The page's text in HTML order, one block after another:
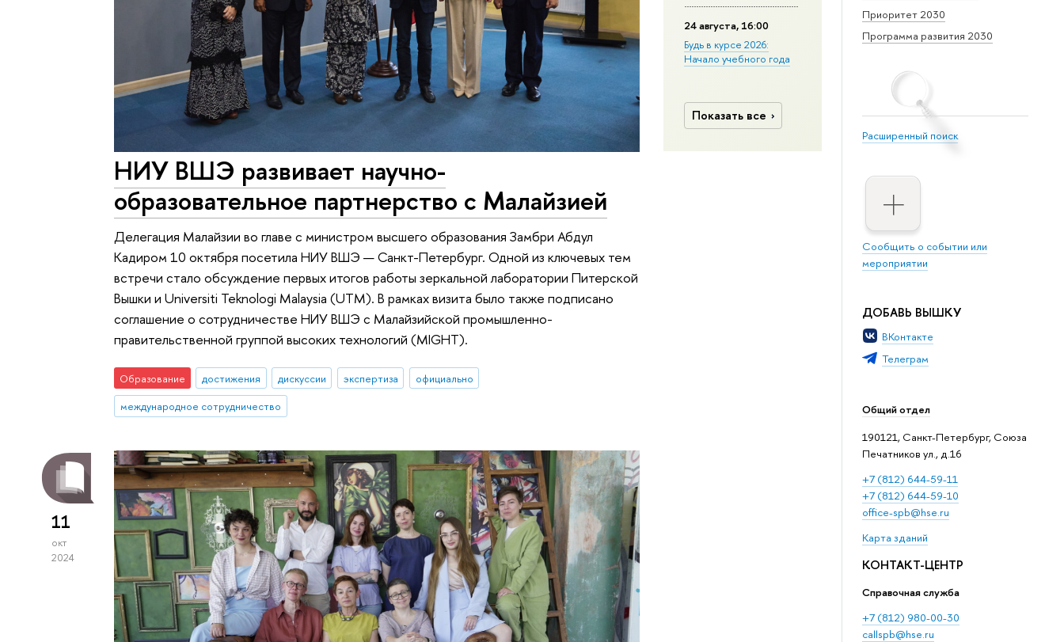
Приоритет 2030
Программа развития 2030
Расширенный поиск
Сообщить о событии или
мероприятии
ДОБАВЬ ВЫШКУ
ВКонтакте
Телеграм
Общий отдел
190121, Санкт-Петербург, Союза
Печатников ул., д.16
+7 (812) 644-59-11
+7 (812) 644-59-10
office-spb@hse.ru
Карта зданий
КОНТАКТ-ЦЕНТР
Справочная служба
+7 (812) 980-00-30
callspb@hse.ru
24 августа, 16:00
Будь в курсе 2026:
Начало учебного года
Показать все
НИУ ВШЭ развивает научно-
образовательное партнерство с Малайзией
Делегация Малайзии во главе с министром высшего образования Замбри Абдул
Кадиром 10 октября посетила НИУ ВШЭ — Санкт-Петербург. Одной из ключевых тем
встречи стало обсуждение первых итогов работы зеркальной лаборатории Питерской
Вышки и Universiti Teknologi Malaysia (UTM). В рамках визита было также подписано
соглашение о сотрудничестве НИУ ВШЭ с Малайзийской промышленно-
правительственной группой высоких технологий (MIGHT).
Образование достижения дискуссии экспертиза
официально
международное сотрудничество
11
окт
2024